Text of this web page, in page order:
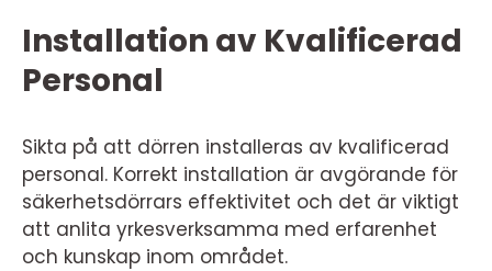
Installation av Kvalificerad
Personal
Sikta på att dörren installeras av kvalificerad
personal. Korrekt installation är avgörande för
säkerhetsdörrars effektivitet och det är viktigt
att anlita yrkesverksamma med erfarenhet
och kunskap inom området.